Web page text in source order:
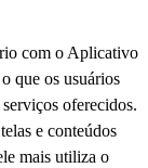
com o Aplicativo
que os usuários
oferecidos.
e conteúdos
mais utiliza o